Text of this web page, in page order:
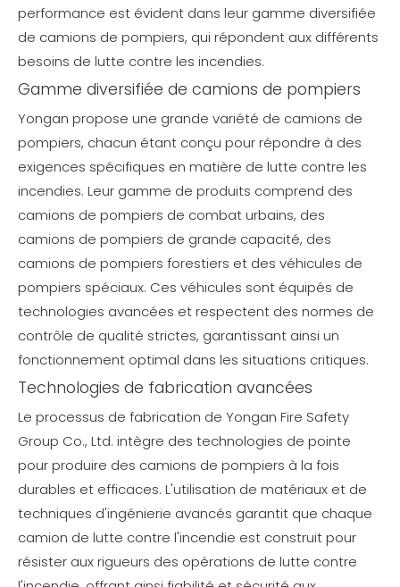
performance est évident dans leur gamme diversifiée
de camions de pompiers, qui répondent aux différents
besoins de lutte contre les incendies.
Gamme diversifiée de camions de pompiers
Yongan propose une grande variété de camions de
pompiers, chacun étant conçu pour répondre à des
exigences spécifiques en matière de lutte contre les
incendies. Leur gamme de produits comprend des
camions de pompiers de combat urbains, des
camions de pompiers de grande capacité, des
camions de pompiers forestiers et des véhicules de
pompiers spéciaux. Ces véhicules sont équipés de
technologies avancées et respectent des normes de
contrôle de qualité strictes, garantissant ainsi un
fonctionnement optimal dans les situations critiques.
Technologies de fabrication avancées
Le processus de fabrication de Yongan Fire Safety
Group Co., Ltd. intègre des technologies de pointe
pour produire des camions de pompiers à la fois
durables et efficaces. L'utilisation de matériaux et de
techniques d'ingénierie avancés garantit que chaque
camion de lutte contre l'incendie est construit pour
résister aux rigueurs des opérations de lutte contre